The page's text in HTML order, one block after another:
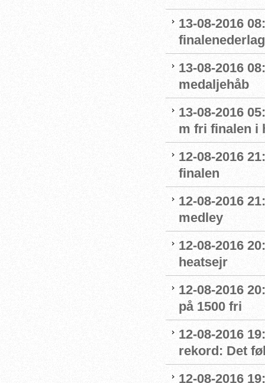
13-08-2016
finalenederlag
13-08-2016
medaljehåb
13-08-2016
m fri finalen i
12-08-2016
finalen
12-08-2016
medley
12-08-2016
heatsejr
12-08-2016
på 1500 fri
12-08-2016
rekord: Det
12-08-2016